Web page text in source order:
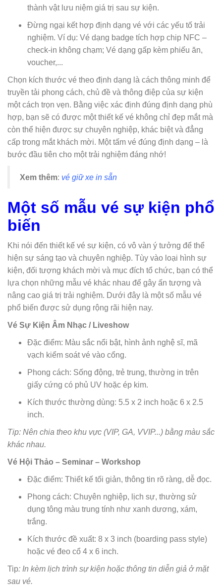
thành vật lưu niệm giá trị sau sự kiện.
Đừng ngại kết hợp định dạng vé với các yếu tố trải
nghiệm. Ví dụ: Vé dạng badge tích hợp chip NFC –
check-in không chạm; Vé dạng gấp kèm phiếu ăn,
voucher,...
Chọn kích thước vé theo định dạng là cách thông minh để
truyền tải phong cách, chủ đề và thông điệp của sự kiện
một cách trọn vẹn. Bằng việc xác định đúng định dạng phù
hợp, bạn sẽ có được một thiết kế vé không chỉ đẹp mắt mà
còn thể hiện được sự chuyên nghiệp, khác biệt và đẳng
cấp trong mắt khách mời. Một tấm vé đúng định dạng – là
bước đầu tiên cho một trải nghiệm đáng nhớ!
Xem thêm: vé giữ xe in sẵn
Một số mẫu vé sự kiện phổ
biến
Khi nói đến thiết kế vé sự kiện, có vô vàn ý tưởng để thể
hiện sự sáng tạo và chuyên nghiệp. Tùy vào loại hình sự
kiện, đối tượng khách mời và mục đích tổ chức, bạn có thể
lựa chọn những mẫu vé khác nhau để gây ấn tượng và
nâng cao giá trị trải nghiệm. Dưới đây là một số mẫu vé
phổ biến được sử dụng rộng rãi hiện nay.
Vé Sự Kiện Âm Nhạc / Liveshow
Đặc điểm: Màu sắc nổi bật, hình ảnh nghệ sĩ, mã
vạch kiểm soát vé vào cổng.
Phong cách: Sống động, trẻ trung, thường in trên
giấy cứng có phủ UV hoặc ép kim.
Kích thước thường dùng: 5.5 x 2 inch hoặc 6 x 2.5
inch.
Tip: Nên chia theo khu vực (VIP, GA, VVIP...) bằng màu sắc
khác nhau.
Vé Hội Thảo – Seminar – Workshop
Đặc điểm: Thiết kế tối giản, thông tin rõ ràng, dễ đọc.
Phong cách: Chuyên nghiệp, lịch sự, thường sử
dụng tông màu trung tính như xanh dương, xám,
trắng.
Kích thước đề xuất: 8 x 3 inch (boarding pass style)
hoặc vé đeo cổ 4 x 6 inch.
Tip: In kèm lịch trình sự kiện hoặc thông tin diễn giả ở mặt
sau vé.